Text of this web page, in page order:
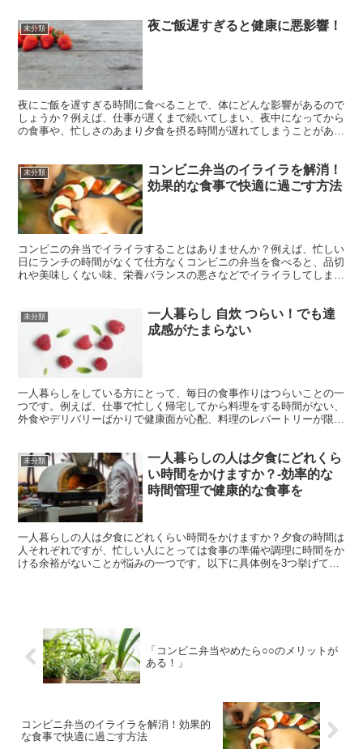
未分類 夜ご飯遅すぎると健康に悪影響！
夜にご飯を遅すぎる時間に食べることで、体にどんな影響があるので
しょうか？例えば、仕事が遅くまで続いてしまい、夜中になってから
の食事や、忙しさのあまり夕食を摂る時間が遅れてしまうことがあり
未分類
コンビニ弁当のイライラを解消！
効果的な食事で快適に過ごす方法
コンビニの弁当でイライラすることはありませんか？例えば、忙しい
日にランチの時間がなくて仕方なくコンビニの弁当を食べると、品切
れや美味しくない味、栄養バランスの悪さなどでイライラしてしまう
未分類
一人暮らし 自炊 つらい！でも達
成感がたまらない
一人暮らしをしている方にとって、毎日の食事作りはつらいことの一
つです。例えば、仕事で忙しく帰宅してから料理をする時間がない、
外食やデリバリーばかりで健康面が心配、料理のレパートリーが限ら
未分類
一人暮らしの人は夕食にどれくら
い時間をかけますか？-効率的な
時間管理で健康的な食事を
一人暮らしの人は夕食にどれくらい時間をかけますか？夕食の時間は
人それぞれですが、忙しい人にとっては食事の準備や調理に時間をか
ける余裕がないことが悩みの一つです。以下に具体例を3つ挙げてみ
「コンビニ弁当やめたら○○のメリットが
ある！」
コンビニ弁当のイライラを解消！効果的
な食事で快適に過ごす方法